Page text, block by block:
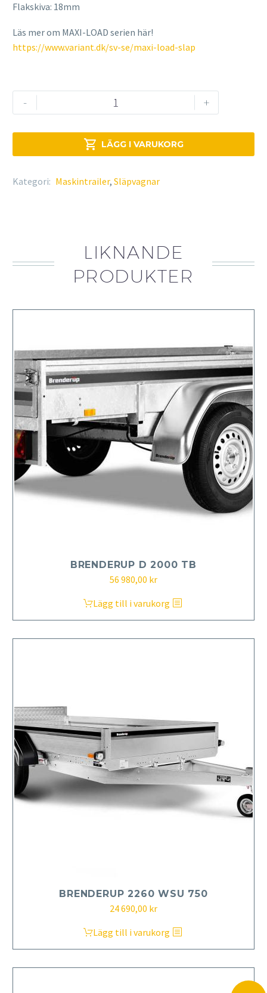
Flakskiva: 18mm
Läs mer om MAXI-LOAD serien här!
https://www.variant.dk/sv-se/maxi-load-slap
-
VARIANT
2715
+
 LÄGG I VARUKORG
Kategori: Maskintrailer, Släpvagnar
LIKNANDE
PRODUKTER
BRENDERUP D 2000 TB
56 980,00 kr
Lägg till i varukorg
BRENDERUP 2260 WSU 750
24 690,00 kr
Lägg till i varukorg